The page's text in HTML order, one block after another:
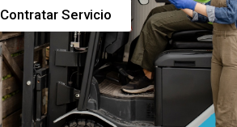
Contratar Servicio